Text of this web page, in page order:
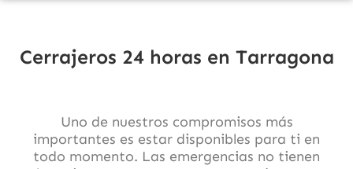
Cerrajeros 24 horas en Tarragona
Uno de nuestros compromisos más
importantes es estar disponibles para ti en
todo momento. Las emergencias no tienen